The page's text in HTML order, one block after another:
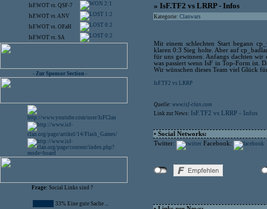
IsF.WOT vs. QSF-7 2:1
IsF.WOT vs.ANV 1:2
IsF.WOT vs. OFaH 0:2
IsF.WOT vs. SA 0:2
- Zur Sponsor Section -
Frage: Social Links sind ?
33% Eine gute Sache ...
» IsF.TF2 vs LRRP - Infos
Kategorie: Clanwars
Mit einem schlechten Start begann
klaren 0:3 Sieg holte. Aber auf
für uns gewinnen. Anfangs dachten wir
was passiert wenn IsF in Top-Form ist.
Wir wünschen dieses Team viel Glück
IsF.TF2 vs LRRP
Quelle: www.isf-clan.com
Link zur News:
IsF.TF2 vs LRRP - Infos
• Social Networks:
Twitter:
Facebook: